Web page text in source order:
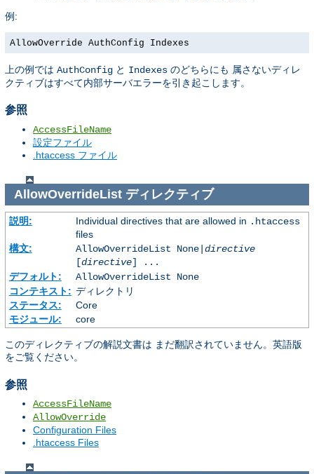
例:
AllowOverride AuthConfig Indexes
上の例では AuthConfig と Indexes のどちらにも 属さないディレ
クティブはすべて内部サーバエラーを引き起こします。
参照
AccessFileName
設定ファイル
.htaccess ファイル
AllowOverrideListディレクティブ
説明: Individual directives that are allowed in .htaccess
files
構文:
AllowOverrideList None| directive
[directive] ...
デフォルト:
AllowOverrideList None
コンテキスト: ディレクトリ
ステータス:
Core
モジュール:
core
このディレクティブの解説文書は まだ翻訳されていません。英語版
をご覧ください。
参照
AccessFileName
AllowOverride
Configuration Files
.htaccess Files